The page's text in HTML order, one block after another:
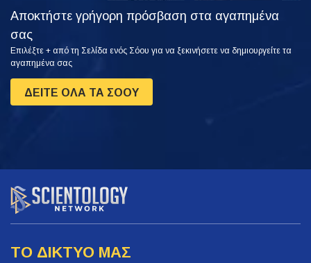
Αποκτήστε γρήγορη πρόσβαση στα αγαπημένα
σας
Επιλέξτε + από τη Σελίδα ενός Σόου για να ξεκινήσετε να δημιουργείτε τα
αγαπημένα σας
ΔΕΙΤΕ ΟΛΑ ΤΑ ΣΟΟΥ
ΤΟ ΔΙΚΤΥΟ ΜΑΣ